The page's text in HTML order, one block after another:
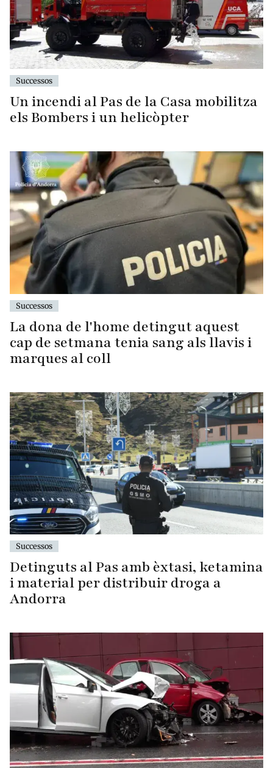
Successos
Un incendi al Pas de la Casa mobilitza
els Bombers i un helicòpter
Successos
La dona de l'home detingut aquest
cap de setmana tenia sang als llavis i
marques al coll
Successos
Detinguts al Pas amb èxtasi, ketamina
i material per distribuir droga a
Andorra